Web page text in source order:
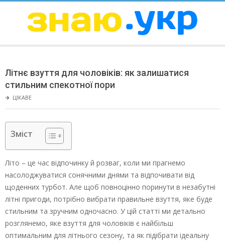
ЗНАЮ
Menu
Літнє взуття для чоловіків: як залишатися
стильним спекотної пори
🡲 ЦІКАВЕ
Зміст
Літо – це час відпочинку й розваг, коли ми прагнемо
насолоджуватися сонячними днями та відпочивати від
щоденних турбот. Але щоб повноцінно поринути в незабутні
літні пригоди, потрібно вибрати правильне взуття, яке буде
стильним та зручним одночасно. У цій статті ми детально
розглянемо, яке взуття для чоловіків є найбільш
оптимальним для літнього сезону, та як підібрати ідеальну